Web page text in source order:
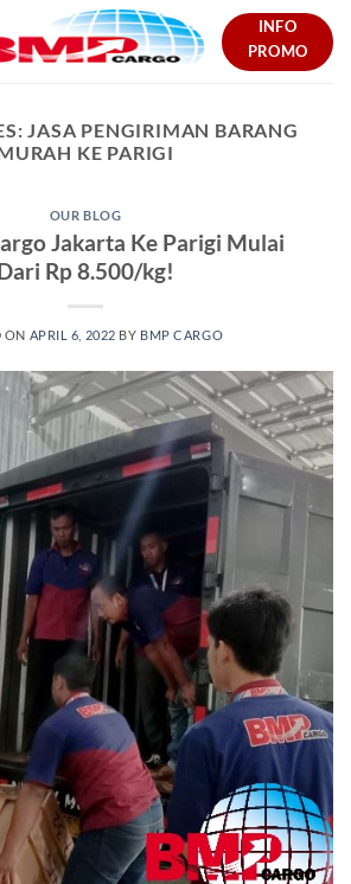
INFO
PROMO
JASA PENGIRIMAN BARANG
KE PARIGI
OUR BLOG
Jakarta Ke Parigi Mulai
Rp 8.500/kg!
ON APRIL 6, 2022 BY BMP CARGO